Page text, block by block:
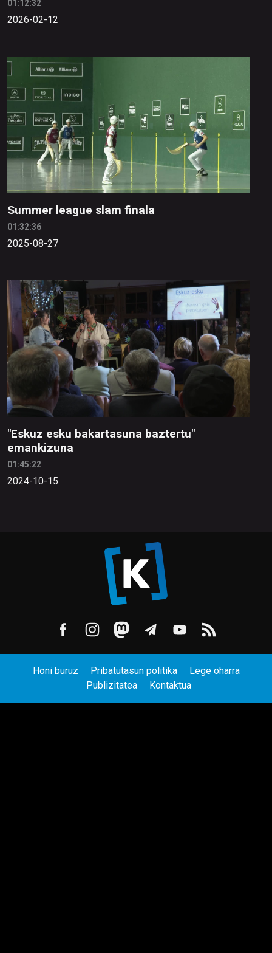
01:12:32
2026-02-12
Summer league slam finala
01:32:36
2025-08-27
"Eskuz esku bakartasuna baztertu"
emankizuna
01:45:22
2024-10-15
Honi buruz Pribatutasun politika
Lege oharra
Publizitatea
Kontaktua